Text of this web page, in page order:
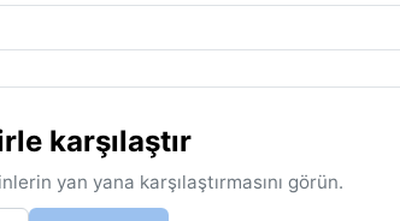
karşılaştır
yan yana karşılaştırmasını görün.